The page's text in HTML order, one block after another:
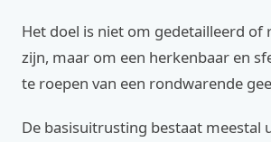
Het doel is niet om gedetailleerd of
zijn, maar om een herkenbaar en
te roepen van een rondwarende
De basisuitrusting bestaat meestal